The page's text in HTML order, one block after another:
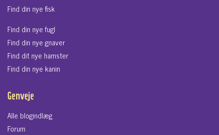
Find din nye fisk
Find din nye fugl
Find din nye gnaver
Find dit nye hamster
Find din nye kanin
Genveje
Alle blogindlæg
Forum